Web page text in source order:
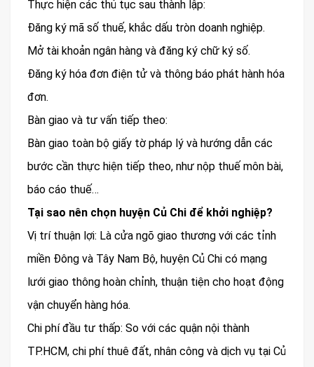
Thực hiện các thủ tục sau thành lập:
Đăng ký mã số thuế, khắc dấu tròn doanh nghiệp.
Mở tài khoản ngân hàng và đăng ký chữ ký số.
Đăng ký hóa đơn điện tử và thông báo phát hành hóa
đơn.
Bàn giao và tư vấn tiếp theo:
Bàn giao toàn bộ giấy tờ pháp lý và hướng dẫn các
bước cần thực hiện tiếp theo, như nộp thuế môn bài,
báo cáo thuế…
Tại sao nên chọn huyện Củ Chi để khởi nghiệp?
Vị trí thuận lợi: Là cửa ngõ giao thương với các tỉnh
miền Đông và Tây Nam Bộ, huyện Củ Chi có mạng
lưới giao thông hoàn chỉnh, thuận tiện cho hoạt động
vận chuyển hàng hóa.
Chi phí đầu tư thấp: So với các quận nội thành
TP.HCM, chi phí thuê đất, nhân công và dịch vụ tại Củ